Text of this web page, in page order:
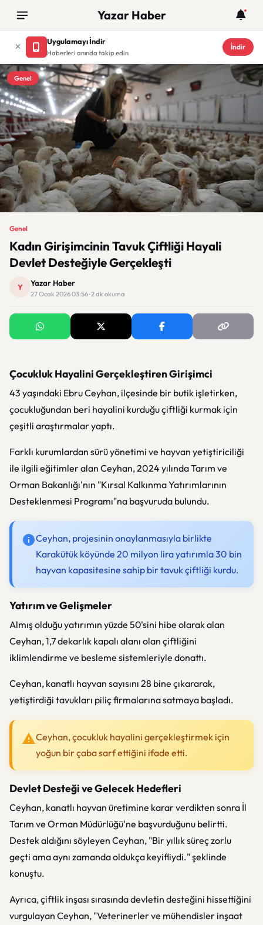
Yazar Haber
Uygulamayı İndir
Haberleri anında takip edin
İndir
Genel
Genel
Kadın Girişimcinin Tavuk Çiftliği Hayali
Devlet Desteğiyle Gerçekleşti
Y Yazar Haber
27 Ocak 2026 03:56 · 2 dk okuma
Çocukluk Hayalini Gerçekleştiren Girişimci
43 yaşındaki Ebru Ceyhan, ilçesinde bir butik işletirken,
çocukluğundan beri hayalini kurduğu çiftliği kurmak için
çeşitli araştırmalar yaptı.
Farklı kurumlardan sürü yönetimi ve hayvan yetiştiriciliği
ile ilgili eğitimler alan Ceyhan, 2024 yılında Tarım ve
Orman Bakanlığı'nın "Kırsal Kalkınma Yatırımlarının
Desteklenmesi Programı"na başvuruda bulundu.
Ceyhan, projesinin onaylanmasıyla birlikte
Karakütük köyünde 20 milyon lira yatırımla 30 bin
hayvan kapasitesine sahip bir tavuk çiftliği kurdu.
Yatırım ve Gelişmeler
Almış olduğu yatırımın yüzde 50'sini hibe olarak alan
Ceyhan, 1,7 dekarlık kapalı alanı olan çiftliğini
iklimlendirme ve besleme sistemleriyle donattı.
Ceyhan, kanatlı hayvan sayısını 28 bine çıkararak,
yetiştirdiği tavukları piliç firmalarına satmaya başladı.
Ceyhan, çocukluk hayalini gerçekleştirmek için
yoğun bir çaba sarf ettiğini ifade etti.
Devlet Desteği ve Gelecek Hedefleri
Ceyhan, kanatlı hayvan üretimine karar verdikten sonra İl
Tarım ve Orman Müdürlüğü'ne başvurduğunu belirtti.
Destek aldığını söyleyen Ceyhan, "Bir yıllık süreç zorlu
geçti ama aynı zamanda oldukça keyifliydi." şeklinde
konuştu.
Ayrıca, çiftlik inşası sırasında devletin desteğini hissettiğini
vurgulayan Ceyhan, "Veterinerler ve mühendisler inşaat